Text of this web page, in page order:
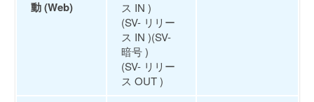
動 (Web)
ス IN )
(SV- リリー
ス IN )(SV-
暗号 )
(SV- リリー
ス OUT )